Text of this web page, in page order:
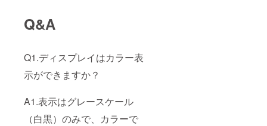
Q&A
Q1.ディスプレイはカラー表
示ができますか？
A1.表示はグレースケール
（白黒）のみで、カラーで